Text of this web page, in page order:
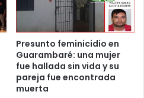
Presunto feminicidio en
Guarambaré: una mujer
fue hallada sin vida y su
pareja fue encontrada
muerta